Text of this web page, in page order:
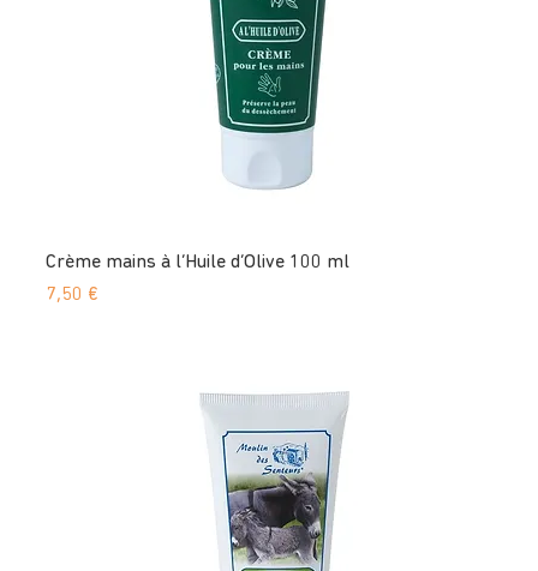
Crème mains à l’Huile d’Olive 100 ml
Prix
7,50 €